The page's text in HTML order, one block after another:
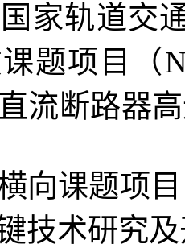
国家轨道交
题项目（
流断路器
向课题项
技术研究